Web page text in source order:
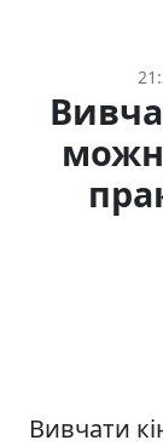
Вивчати